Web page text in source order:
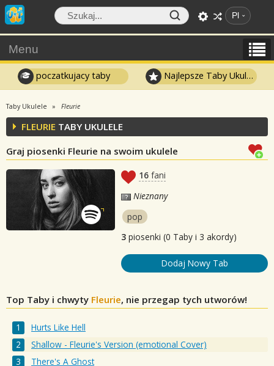
Pl
Menu
poczatkujacy taby Najlepsze Taby Ukulele
Taby Ukulele Fleurie
FLEURIE TABY UKULELE
Graj piosenki Fleurie na swoim ukulele
16 fani
Nieznany
pop
3 piosenki (0 Taby i 3 akordy)
Dodaj Nowy Tab
Top Taby i chwyty Fleurie, nie przegap tych utworów!
Hurts Like Hell
Shallow - Fleurie's Version (emotional Cover)
There's A Ghost